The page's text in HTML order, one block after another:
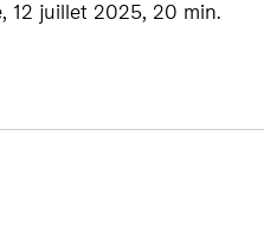
12 juillet 2025, 20 min.